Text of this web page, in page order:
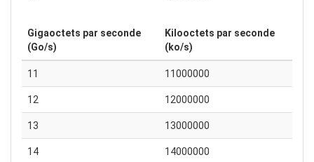
Gigaoctets par seconde
(Go/s)
Kilooctets par seconde
(ko/s)
11 11000000
12 12000000
13 13000000
14 14000000